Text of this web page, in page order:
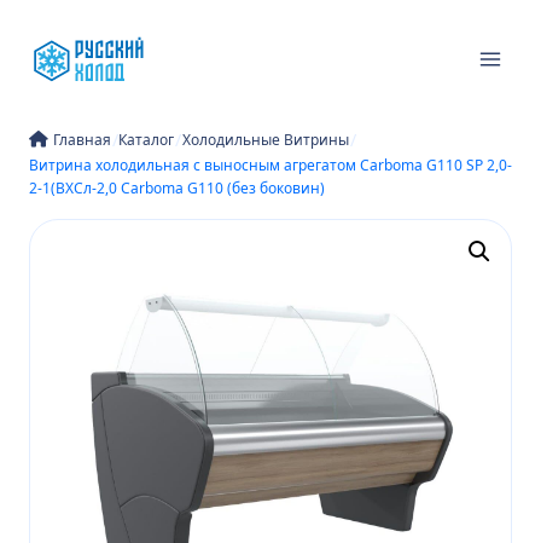
содержимому
Главная/Каталог/Холодильные Витрины/
Витрина холодильная с выносным агрегатом Carboma G110 SP 2,0-
2-1(ВХСл-2,0 Carboma G110 (без боковин)